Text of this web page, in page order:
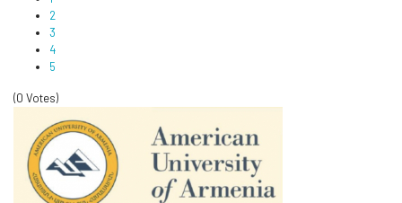
2
3
4
5
(0 Votes)